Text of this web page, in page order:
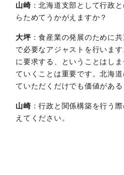
山崎：北海道支部として行政
らためてうかがえますか？
大坪 ：食産業の発展のために
で必要なアジャストを行いま
に要求する、ということはし
ていくことは重要です。北海
ていただくだけでも価値がある
山崎：行政と関係構築を行う
えてください。